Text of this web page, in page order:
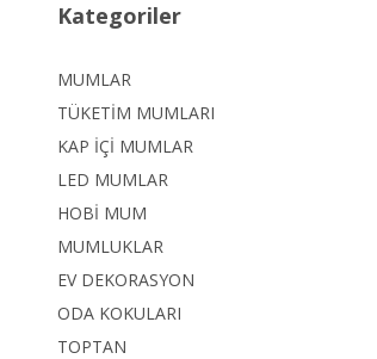
Kategoriler
MUMLAR
TÜKETİM MUMLARI
KAP İÇİ MUMLAR
LED MUMLAR
HOBİ MUM
MUMLUKLAR
EV DEKORASYON
ODA KOKULARI
TOPTAN